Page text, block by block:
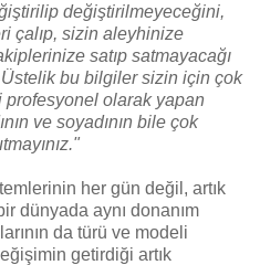
değiştirilmeyeceğini,
çalıp, sizin aleyhinize
satıp satmayacağı
bu bilgiler sizin için çok
olarak yapan
ve soyadının bile çok
her gün değil, artık
dünyada aynı donanım
da türü ve modeli
getirdiği artık